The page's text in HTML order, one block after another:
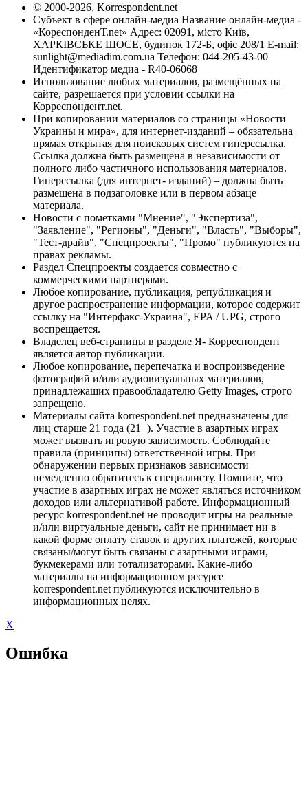
© 2000-2026, Korrespondent.net
Субъект в сфере онлайн-медиа Название онлайн-медиа -
«КореспонденТ.net» Адрес: 02091, місто Київ,
ХАРКІВСЬКЕ ШОСЕ, будинок 172-Б, офіс 208/1 E-mail:
sunlight@mediadim.com.ua Телефон: 044-205-43-00
Идентификатор медиа - R40-06068
Использование любых материалов, размещённых на
сайте, разрешается при условии ссылки на
Корреспондент.net.
При копировании материалов со страницы «Новости
Украины и мира», для интернет-изданий – обязательна
прямая открытая для поисковых систем гиперссылка.
Ссылка должна быть размещена в независимости от
полного либо частичного использования материалов.
Гиперссылка (для интернет- изданий) – должна быть
размещена в подзаголовке или в первом абзаце
материала.
Новости с пометками "Мнение", "Экспертиза",
"Заявление", "Регионы", "Деньги", "Власть", "Выборы",
"Тест-драйв", "Спецпроекты", "Промо" публикуются на
правах рекламы.
Раздел Спецпроекты создается совместно с
коммерческими партнерами.
Любое копирование, публикация, републикация и
другое распространение информации, которое содержит
ссылку на "Интерфакс-Украина", EPA / UPG, строго
воспрещается.
Владелец веб-страницы в разделе Я- Корреспондент
является автор публикации.
Любое копирование, перепечатка и воспроизведение
фотографий и/или аудиовизуальных материалов,
принадлежащих правообладателю Getty Images, строго
запрещено.
Материалы сайта korrespondent.net предназначены для
лиц старше 21 года (21+). Участие в азартных играх
может вызвать игровую зависимость. Соблюдайте
правила (принципы) ответственной игры. При
обнаружении первых признаков зависимости
немедленно обратитесь к специалисту. Помните, что
участие в азартных играх не может являться источником
доходов или альтернативой работе. Информационный
ресурс korrespondent.net не проводит игры на реальные
и/или виртуальные деньги, сайт не принимает ни в
какой форме оплату ставок и других платежей, которые
связаны/могут быть связаны с азартными играми,
букмекерами или тотализаторами. Какие-либо
материалы на информационном ресурсе
korrespondent.net публикуются исключительно в
информационных целях.
X
Ошибка